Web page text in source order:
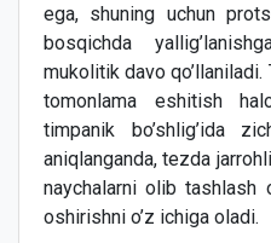
ega, shuning uchun
bosqichda
mukolitik davo
tomonlama eshitish
timpanik bo’shlig’ida
aniqlanganda, tezda
naychalarni olib tashlash
oshirishni o’z ichiga oladi.